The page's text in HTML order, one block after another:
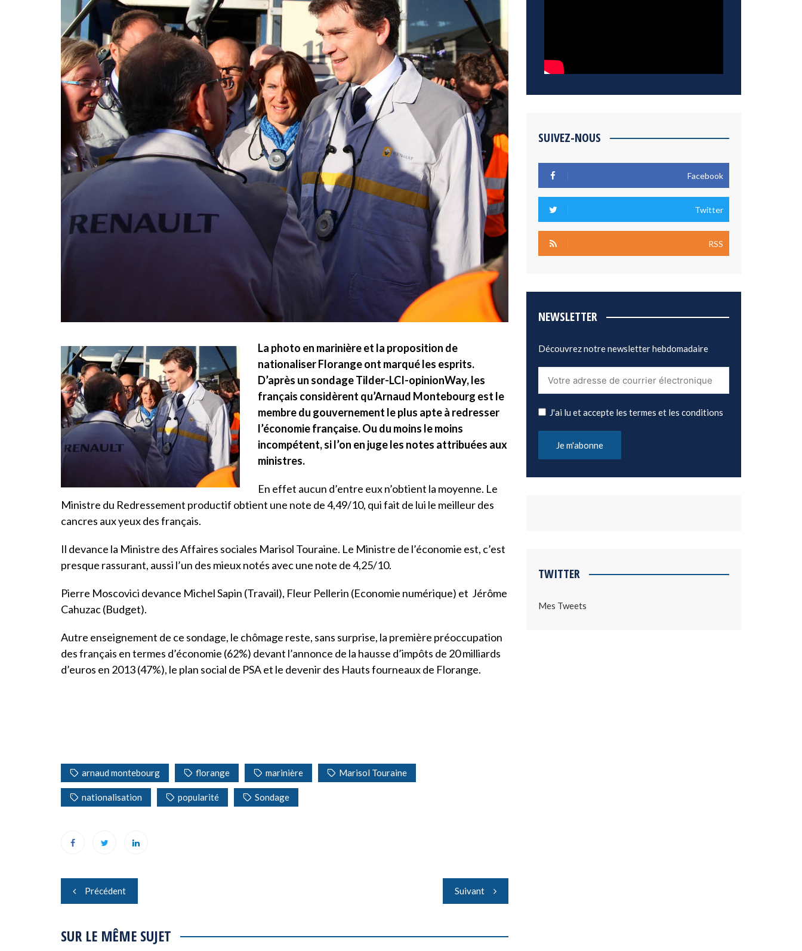
La photo en marinière et la proposition de
nationaliser Florange ont marqué les esprits.
D’après un sondage Tilder-LCI-opinionWay, les
français considèrent qu’Arnaud Montebourg est le
membre du gouvernement le plus apte à redresser
l’économie française. Ou du moins le moins
incompétent, si l’on en juge les notes attribuées aux
ministres.
En effet aucun d’entre eux n’obtient la moyenne. Le
Ministre du Redressement productif obtient une note de 4,49/10, qui fait de lui le meilleur des
cancres aux yeux des français.
Il devance la Ministre des Affaires sociales Marisol Touraine. Le Ministre de l’économie est, c’est
presque rassurant, aussi l’un des mieux notés avec une note de 4,25/10.
Pierre Moscovici devance Michel Sapin (Travail), Fleur Pellerin (Economie numérique) et Jérôme
Cahuzac (Budget).
Autre enseignement de ce sondage, le chômage reste, sans surprise, la première préoccupation
des français en termes d’économie (62%) devant l’annonce de la hausse d’impôts de 20 milliards
d’euros en 2013 (47%), le plan social de PSA et le devenir des Hauts fourneaux de Florange.
arnaud montebourg florange marinière Marisol Touraine
nationalisation popularité Sondage
Navigation
de
l’article
Précédent Suivant
SUR LE MÊME SUJET
SUIVEZ-NOUS
Facebook
Twitter
RSS
NEWSLETTER
Découvrez notre newsletter hebdomadaire
J'ai lu et accepte les termes et les conditions
TWITTER
Mes Tweets